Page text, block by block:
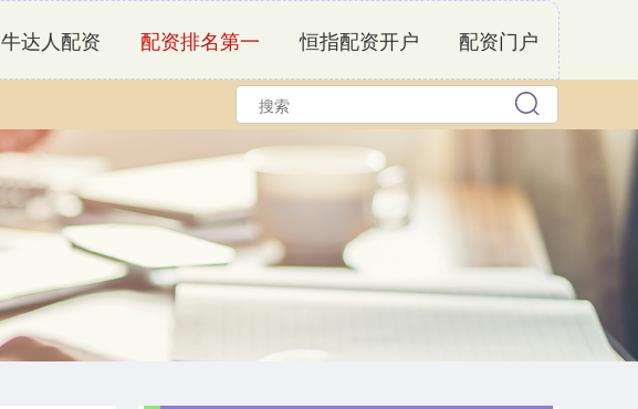
牛达人配资 配资排名第一 恒指配资开户 配资门户